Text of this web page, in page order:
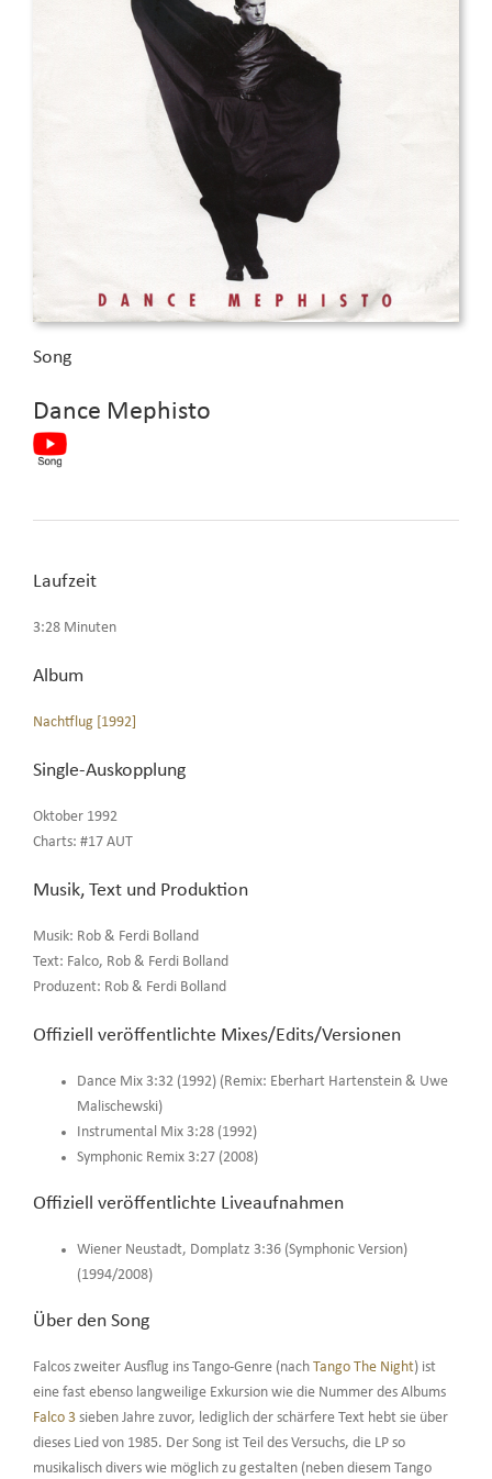
Song
Dance Mephisto
Laufzeit
3:28 Minuten
Album
Nachtflug [1992]
Single-Auskopplung
Oktober 1992
Charts: #17 AUT
Musik, Text und Produktion
Musik: Rob & Ferdi Bolland
Text: Falco, Rob & Ferdi Bolland
Produzent: Rob & Ferdi Bolland
Offiziell veröffentlichte Mixes/Edits/Versionen
Dance Mix 3:32 (1992) (Remix: Eberhart Hartenstein & Uwe
Malischewski)
Instrumental Mix 3:28 (1992)
Symphonic Remix 3:27 (2008)
Offiziell veröffentlichte Liveaufnahmen
Wiener Neustadt, Domplatz 3:36 (Symphonic Version)
(1994/2008)
Über den Song
Falcos zweiter Ausflug ins Tango-Genre (nach Tango The Night) ist
eine fast ebenso langweilige Exkursion wie die Nummer des Albums
Falco 3sieben Jahre zuvor, lediglich der schärfere Text hebt sie über
dieses Lied von 1985. Der Song ist Teil des Versuchs, die LP so
musikalisch divers wie möglich zu gestalten (neben diesem Tango